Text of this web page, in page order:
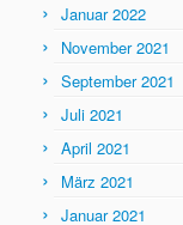
Januar 2022
November 2021
September 2021
Juli 2021
April 2021
März 2021
Januar 2021